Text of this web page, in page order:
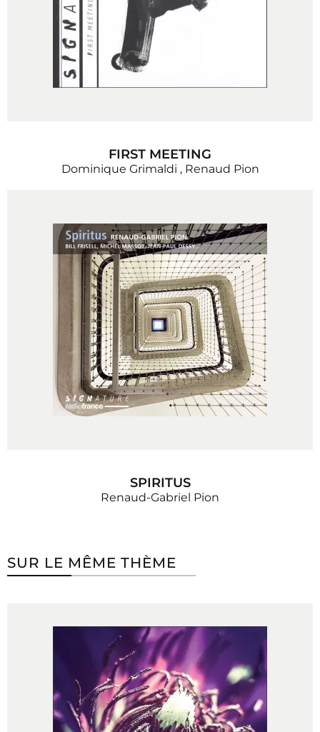
FIRST MEETING
Dominique Grimaldi , Renaud Pion
SPIRITUS
Renaud-Gabriel Pion
SUR LE MÊME THÈME